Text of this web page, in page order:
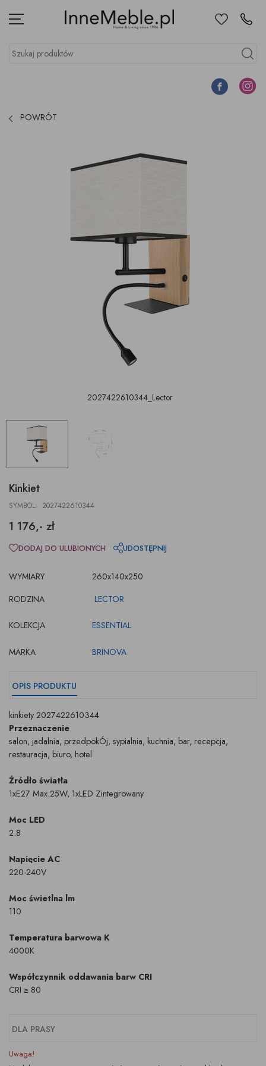
Menu UlubioneKontakt
Szukaj produktów
Szukaj
Facebook
POWRÓT
2027422610344_Lector
Kinkiet
SYMBOL: 2027422610344
1 176,- zł
WYMIARY
260x140x250
RODZINA
LECTOR
KOLEKCJA ESSENTIAL
MARKA BRINOVA
DODAJ DO ULUBIONYCH UDOSTĘPNIJ
OPIS PRODUKTU
kinkiety 2027422610344
Przeznaczenie
salon, jadalnia, przedpokÓj, sypialnia, kuchnia, bar, recepcja,
restauracja, biuro, hotel
Żródło światła
1xE27 Max.25W, 1xLED Zintegrowany
Moc LED
2.8
Napięcie AC
220-240V
Moc świetlna lm
110
Temperatura barwowa K
4000K
Współczynnik oddawania barw CRI
CRI ≥ 80
DLA PRASY
Uwaga!